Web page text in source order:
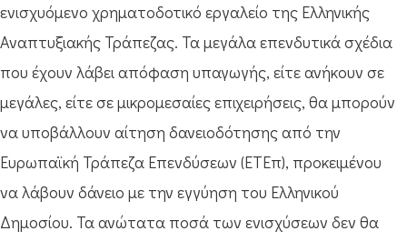
ενισχυόμενο χρηματοδοτικό εργαλείο της Ελληνικής
Αναπτυξιακής Τράπεζας. Τα μεγάλα επενδυτικά σχέδια
που έχουν λάβει απόφαση υπαγωγής, είτε ανήκουν σε
μεγάλες, είτε σε μικρομεσαίες επιχειρήσεις, θα μπορούν
να υποβάλλουν αίτηση δανειοδότησης από την
Ευρωπαϊκή Τράπεζα Επενδύσεων (ΕΤΕπ), προκειμένου
να λάβουν δάνειο με την εγγύηση του Ελληνικού
Δημοσίου. Τα ανώτατα ποσά των ενισχύσεων δεν θα